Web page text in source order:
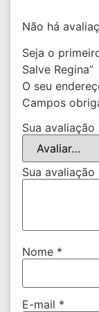
Não há
Seja o
Salve Regina”
O seu
Campos
Sua avaliação
Sua
Nome *
E-mail *